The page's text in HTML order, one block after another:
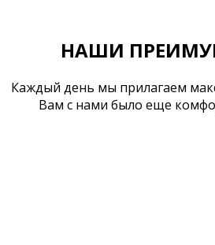
НАШИ
Каждый день мы прилагаем
Вам с нами было еще